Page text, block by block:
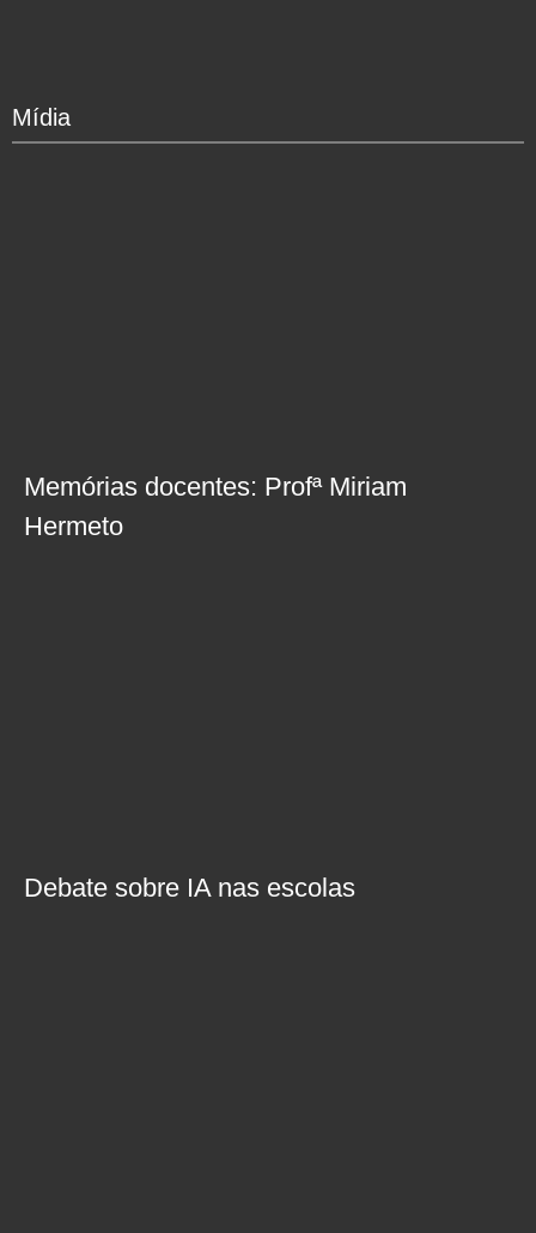
Mídia
Memórias docentes: Profª Miriam
Hermeto
Debate sobre IA nas escolas